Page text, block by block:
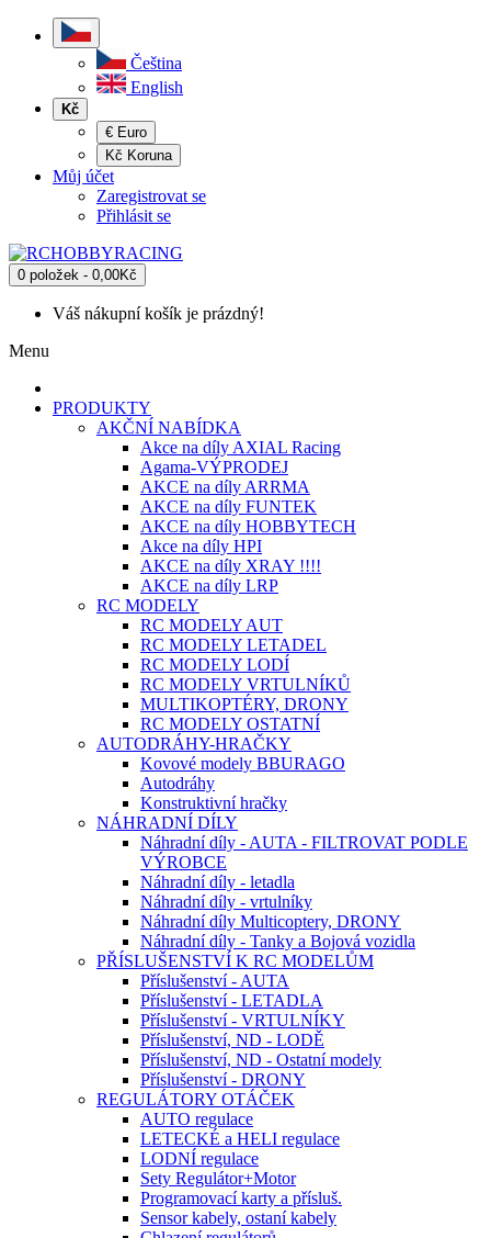
Čeština
English
Kč
€ Euro
Kč Koruna
Můj účet
Zaregistrovat se
Přihlásit se
0 položek - 0,00Kč
Váš nákupní košík je prázdný!
Menu
PRODUKTY
AKČNÍ NABÍDKA
Akce na díly AXIAL Racing
Agama-VÝPRODEJ
AKCE na díly ARRMA
AKCE na díly FUNTEK
AKCE na díly HOBBYTECH
Akce na díly HPI
AKCE na díly XRAY !!!!
AKCE na díly LRP
RC MODELY
RC MODELY AUT
RC MODELY LETADEL
RC MODELY LODÍ
RC MODELY VRTULNÍKŮ
MULTIKOPTÉRY, DRONY
RC MODELY OSTATNÍ
AUTODRÁHY-HRAČKY
Kovové modely BBURAGO
Autodráhy
Konstruktivní hračky
NÁHRADNÍ DÍLY
Náhradní díly - AUTA - FILTROVAT PODLE
VÝROBCE
Náhradní díly - letadla
Náhradní díly - vrtulníky
Náhradní díly Multicoptery, DRONY
Náhradní díly - Tanky a Bojová vozidla
PŘÍSLUŠENSTVÍ K RC MODELŮM
Příslušenství - AUTA
Příslušenství - LETADLA
Příslušenství - VRTULNÍKY
Příslušenství, ND - LODĚ
Příslušenství, ND - Ostatní modely
Příslušenství - DRONY
REGULÁTORY OTÁČEK
AUTO regulace
LETECKÉ a HELI regulace
LODNÍ regulace
Sety Regulátor+Motor
Programovací karty a přísluš.
Sensor kabely, ostaní kabely